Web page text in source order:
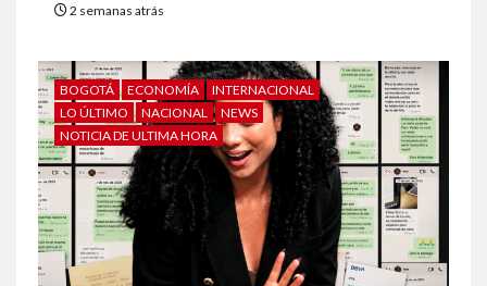
2 semanas atrás
BOGOTÁ ECONOMÍA
INTERNACIONAL
LO ÚLTIMO
NACIONAL
NEWS
NOTICIA DE ULTIMA HORA